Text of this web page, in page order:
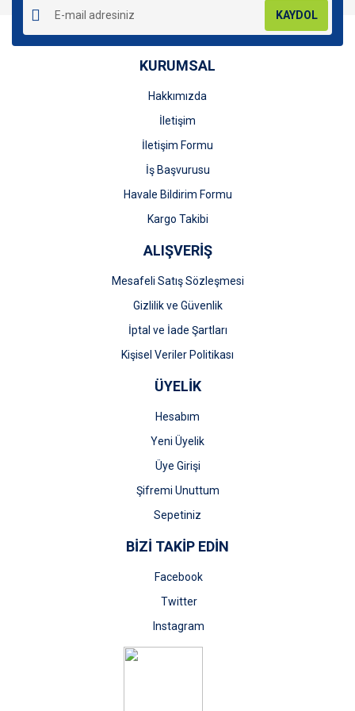
KAYDOL
KURUMSAL
Hakkımızda
İletişim
İletişim Formu
İş Başvurusu
Havale Bildirim Formu
Kargo Takibi
ALIŞVERİŞ
Mesafeli Satış Sözleşmesi
Gizlilik ve Güvenlik
İptal ve İade Şartları
Kişisel Veriler Politikası
ÜYELİK
Hesabım
Yeni Üyelik
Üye Girişi
Şifremi Unuttum
Sepetiniz
BİZİ TAKİP EDİN
Facebook
Twitter
Instagram